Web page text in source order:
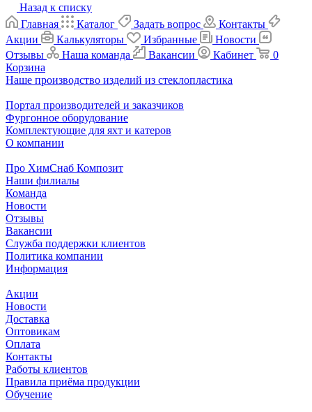
Назад к списку
Главная
Каталог Задать вопрос
Контакты
Акции
Калькуляторы Избранные
Новости
Отзывы
Наша команда Вакансии Кабинет
0
Корзина
Наше производство изделий из стеклопластика
Портал производителей и заказчиков
Фургонное оборудование
Комплектующие для яхт и катеров
О компании
Про ХимСнаб Композит
Наши филиалы
Команда
Новости
Отзывы
Вакансии
Служба поддержки клиентов
Политика компании
Информация
Акции
Новости
Доставка
Оптовикам
Оплата
Контакты
Работы клиентов
Правила приёма продукции
Обучение